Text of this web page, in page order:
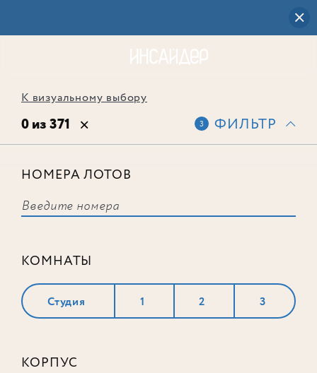
К визуальному выбору
0 из 371 3 ФИЛЬТР
НОМЕРА ЛОТОВ
КОМНАТЫ
Студия 1 2 3
КОРПУС
соответствует ни одного лота